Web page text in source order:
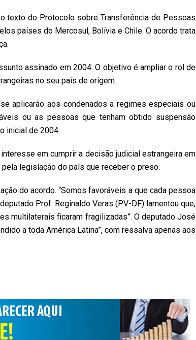
texto do Protocolo sobre Transferência de Pessoas
países do Mercosul, Bolívia e Chile. O acordo trata
assinado em 2004. O objetivo é ampliar o rol de
no seu país de origem.
aplicarão aos condenados a regimes especiais ou
ou as pessoas que tenham obtido suspensão
inicial de 2004.
em cumprir a decisão judicial estrangeira em
legislação do país que receber o preso.
do acordo. “Somos favoráveis a que cada pessoa
Prof. Reginaldo Veras (PV-DF)lamentou que,
multilaterais ficaram fragilizadas”. O deputado José
a toda América Latina”, com ressalva apenas aos